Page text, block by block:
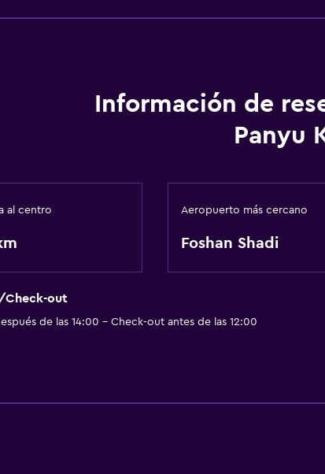
Información de
Panyu
al centro Aeropuerto más cercano
Foshan Shadi
Check-out
de las 14:00 - Check-out antes de las 12:00